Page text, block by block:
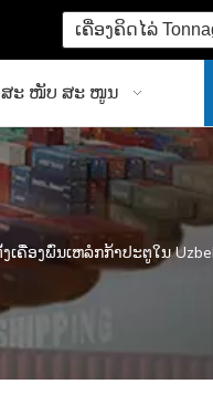
ເຄື່ອງຄິດໄລ່
ສະ ໜັບ ສະ ໜູນ
ເຄື່ອງພົ່ນເຫລໍກກ້າປະຕູໃນ